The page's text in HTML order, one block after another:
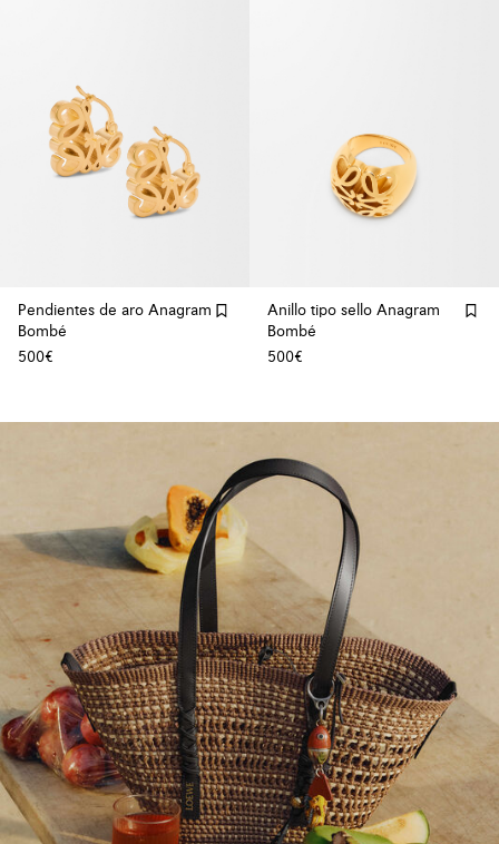
Pendientes de aro Anagram
Bombé
500€
Anillo tipo sello Anagram
Bombé
500€